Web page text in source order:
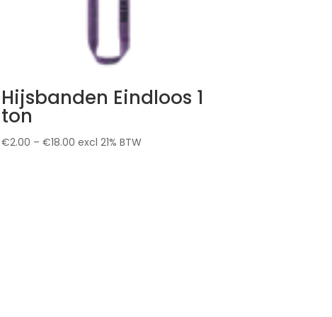
Hijsbanden Eindloos 1
ton
€2.00 –€18.00 excl 21% BTW